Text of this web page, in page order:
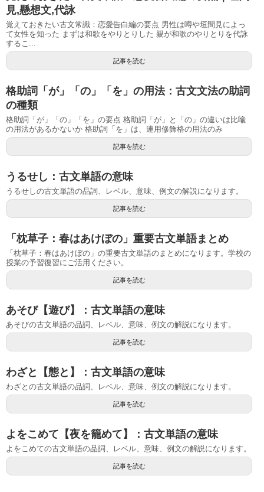
見,懸想文,代詠
覚えておきたい古文常識：恋愛告白編の要点 男性は噂や垣間見によっ
て女性を知った まずは和歌をやりとりした 親が和歌のやりとりを代詠
するこ...
記事を読む
格助詞「が」「の」「を」の用法：古文文法の助詞
の種類
格助詞「が」「の」「を」の要点 格助詞「が」と「の」の違いは比喩
の用法があるかないか 格助詞「を」は、連用修飾格の用法のみ
記事を読む
うるせし：古文単語の意味
うるせしの古文単語の品詞、レベル、意味、例文の解説になります。
記事を読む
「枕草子：春はあけぼの」重要古文単語まとめ
「枕草子：春はあけぼの」の重要古文単語のまとめになります。学校の
授業の予習復習にご活用ください。
記事を読む
あそび【遊び】：古文単語の意味
あそびの古文単語の品詞、レベル、意味、例文の解説になります。
記事を読む
わざと【態と】：古文単語の意味
わざとの古文単語の品詞、レベル、意味、例文の解説になります。
記事を読む
よをこめて【夜を籠めて】：古文単語の意味
よをこめての古文単語の品詞、レベル、意味、例文の解説になります。
記事を読む